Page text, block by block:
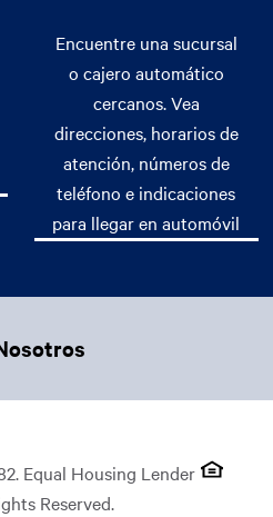
Encuentre una sucursal
o cajero automático
cercanos. Vea
direcciones, horarios de
atención, números de
teléfono e indicaciones
para llegar en automóvil
Equal Housing Lender
Reserved.